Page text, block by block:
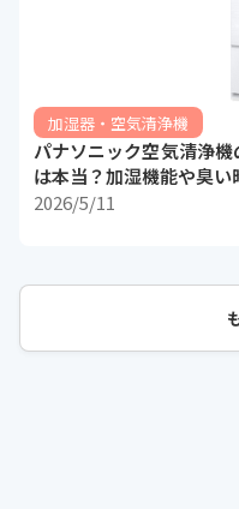
加湿器・空気清浄機
パナソニック空気清浄
は本当？加湿機能や臭い
2026/5/11